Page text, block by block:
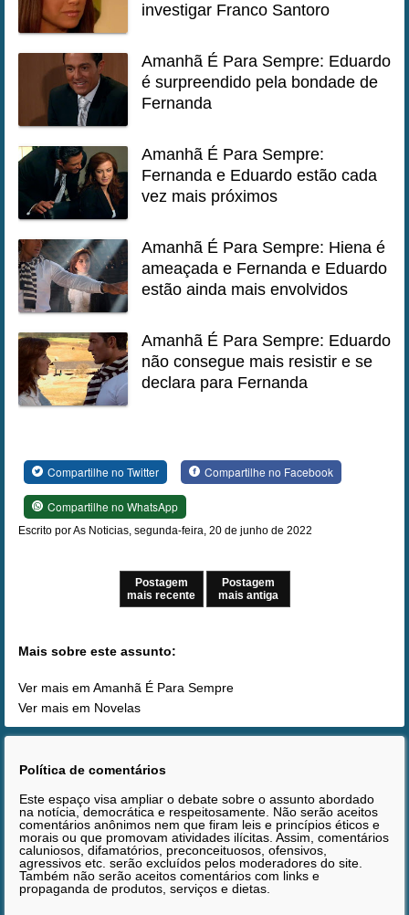
investigar Franco Santoro
Amanhã É Para Sempre: Eduardo
é surpreendido pela bondade de
Fernanda
Amanhã É Para Sempre:
Fernanda e Eduardo estão cada
vez mais próximos
Amanhã É Para Sempre: Hiena é
ameaçada e Fernanda e Eduardo
estão ainda mais envolvidos
Amanhã É Para Sempre: Eduardo
não consegue mais resistir e se
declara para Fernanda
Compartilhe no Twitter Compartilhe no Facebook
Compartilhe no WhatsApp
Escrito por As Noticias, segunda-feira, 20 de junho de 2022
Postagem
mais recente
Postagem
mais antiga
Mais sobre este assunto:
Ver mais em Amanhã É Para Sempre
Ver mais em Novelas
Política de comentários
Este espaço visa ampliar o debate sobre o assunto abordado
na notícia, democrática e respeitosamente. Não serão aceitos
comentários anônimos nem que firam leis e princípios éticos e
morais ou que promovam atividades ilícitas. Assim, comentários
caluniosos, difamatórios, preconceituosos, ofensivos,
agressivos etc. serão excluídos pelos moderadores do site.
Também não serão aceitos comentários com links e
propaganda de produtos, serviços e dietas.